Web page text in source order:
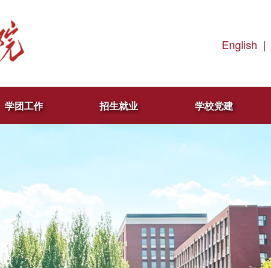
English |
学团工作 招生就业 学校党建